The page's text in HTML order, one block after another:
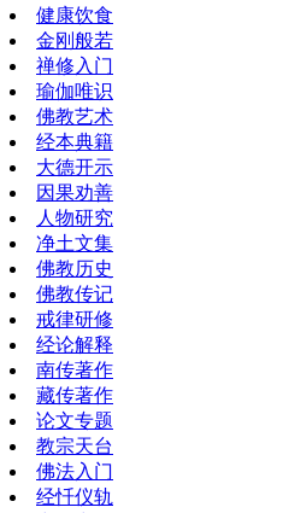
健康饮食
金刚般若
禅修入门
瑜伽唯识
佛教艺术
经本典籍
大德开示
因果劝善
人物研究
净土文集
佛教历史
佛教传记
戒律研修
经论解释
南传著作
藏传著作
论文专题
教宗天台
佛法入门
经忏仪轨